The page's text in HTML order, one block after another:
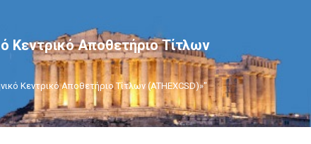
Κεντρικό Αποθετήριο Τίτλων
Κεντρικό Αποθετήριο Τίτλων (ATHEXCSD)»"